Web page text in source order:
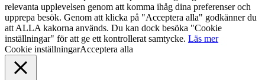
relevanta upplevelsen genom att komma ihåg dina preferenser och
upprepa besök. Genom att klicka på "Acceptera alla" godkänner du
att ALLA kakorna används. Du kan dock besöka "Cookie
inställningar" för att ge ett kontrollerat samtycke. Läs mer
Cookie inställningarAcceptera alla